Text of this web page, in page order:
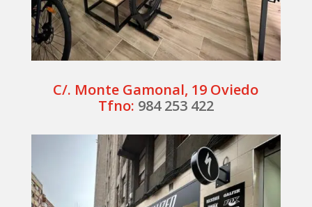
C/. Monte Gamonal, 19 Oviedo
Tfno: 984 253 422